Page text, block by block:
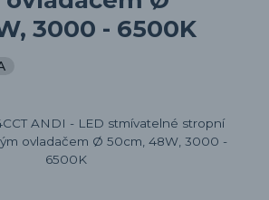
3000 - 6500K